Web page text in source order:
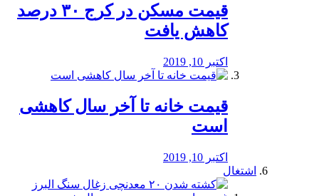
️قیمت مسکن در کرج ۳۰ درصد
کاهش یافت
اکتبر 10, 2019
قیمت خانه تا آخر سال کاهشی
است
اکتبر 10, 2019
اشتغال